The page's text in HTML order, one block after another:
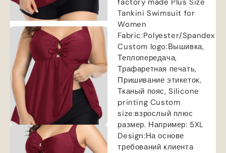
factory made Plus Size
Tankini Swimsuit for
Women
Fabric:Polyester/Spandex
Custom logo:Вышивка,
Теплопередача,
Трафаретная печать,
Пришивание этикеток,
Тканый пояс,Silicone
printing Custom
size:взрослый плюс
размер. Например: 5XL
Design:На основе
требований клиента